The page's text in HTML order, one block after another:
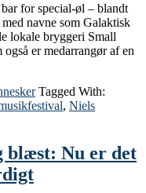
for special-øl – blandt
navne som Galaktisk
lokale bryggeri Small
er medarrangør af en
Tagged With:
, Niels
blæst: Nu er det